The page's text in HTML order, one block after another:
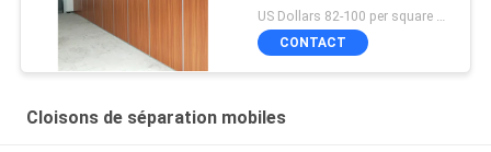
US Dollars 82-100 per square meter MOQ:No MOQ
CONTACT
Cloisons de séparation mobiles